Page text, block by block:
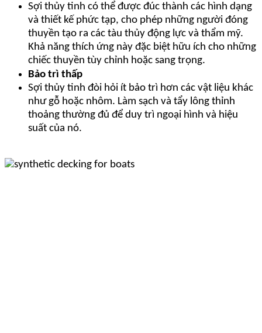
Sợi thủy tinh có thể được đúc thành các hình dạng
và thiết kế phức tạp, cho phép những người đóng
thuyền tạo ra các tàu thủy động lực và thẩm mỹ.
Khả năng thích ứng này đặc biệt hữu ích cho những
chiếc thuyền tùy chỉnh hoặc sang trọng.
Bảo trì thấp
Sợi thủy tinh đòi hỏi ít bảo trì hơn các vật liệu khác
như gỗ hoặc nhôm. Làm sạch và tẩy lông thỉnh
thoảng thường đủ để duy trì ngoại hình và hiệu
suất của nó.